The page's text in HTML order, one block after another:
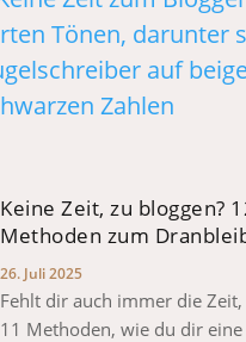
Keine Zeit, zu bloggen?
Methoden zum
26. Juli 2025
Fehlt dir auch immer die
11 Methoden, wie du dir